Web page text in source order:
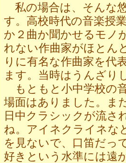
私の場合は、そんな
す。高校時代の音楽授
か２曲か聞かせるモノ
れない作曲家がほとん
りに有名な作曲家を代
ます。当時はうんざり
もともと小中学校の
場面はありました。ま
日中クラシックが流さ
ね。アイネクライネな
を見ないで、口笛だ
好きという水準には遠